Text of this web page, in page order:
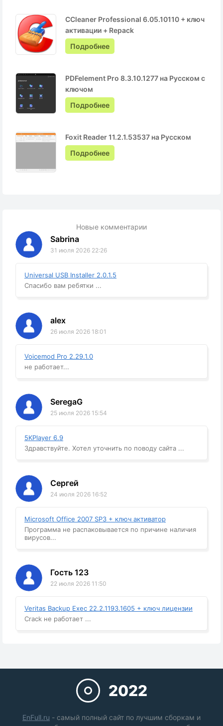
CCleaner Professional 6.05.10110 + ключ
активации + Repack
Подробнее
PDFelement Pro 8.3.10.1277 на Русском с
ключом
Подробнее
Foxit Reader 11.2.1.53537 на Русском
Подробнее
Новые комментарии
Sabrina
31 июля 2026 22:26
Universal USB Installer 2.0.1.5
Спасибо вам ребятки ...
alex
26 июля 2026 18:01
Voicemod Pro 2.29.1.0
не работает...
SeregaG
25 июля 2026 15:54
5KPlayer 6.9
Здравствуйте. Хотел уточнить по поводу сайта ...
Сергей
24 июля 2026 16:52
Microsoft Office 2007 SP3 + ключ активатор
Программа не распаковывается по причине наличия
вирусов...
Гость 123
22 июля 2026 11:50
Veritas Backup Exec 22.2.1193.1605 + ключ лицензии
Crack не работает ...
2022
EnFull.ru - самый полный сайт по лучшим сборкам и